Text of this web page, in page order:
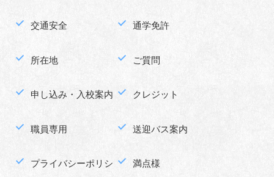
交通安全 通学免許
所在地 ご質問
申し込み・入校案内 クレジット
職員専用 送迎バス案内
プライバシーポリシ
満点様